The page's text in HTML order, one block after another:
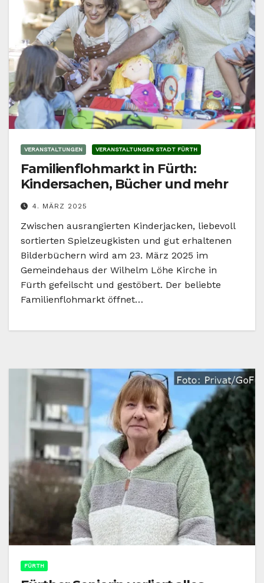
VERANSTALTUNGEN VERANSTALTUNGEN STADT FÜRTH
Familienflohmarkt in Fürth:
Kindersachen, Bücher und mehr
4. MÄRZ 2025
Zwischen ausrangierten Kinderjacken, liebevoll
sortierten Spielzeugkisten und gut erhaltenen
Bilderbüchern wird am 23. März 2025 im
Gemeindehaus der Wilhelm Löhe Kirche in
Fürth gefeilscht und gestöbert. Der beliebte
Familienflohmarkt öffnet…
FÜRTH